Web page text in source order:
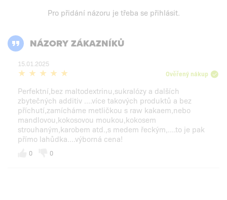
Pro přidání názoru je třeba se přihlásit.
NÁZORY ZÁKAZNÍKŮ
15.01.2025
Ověřený nákup
Perfektní,bez maltodextrinu,sukralózy a dalších
zbytečných additiv ....více takových produktů a bez
příchutí,zamícháme metličkou s raw kakaem,nebo
mandlovou,kokosovou moukou,kokosem
strouhaným,karobem atd.,s medem řeckým,....to je pak
přímo lahůdka....výborná cena!
0 0